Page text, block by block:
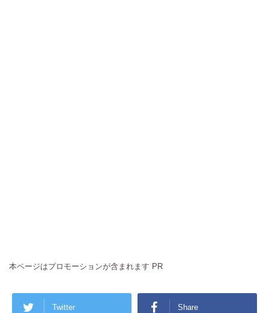
本ページはプロモーションが含まれます PR
Twitter Share